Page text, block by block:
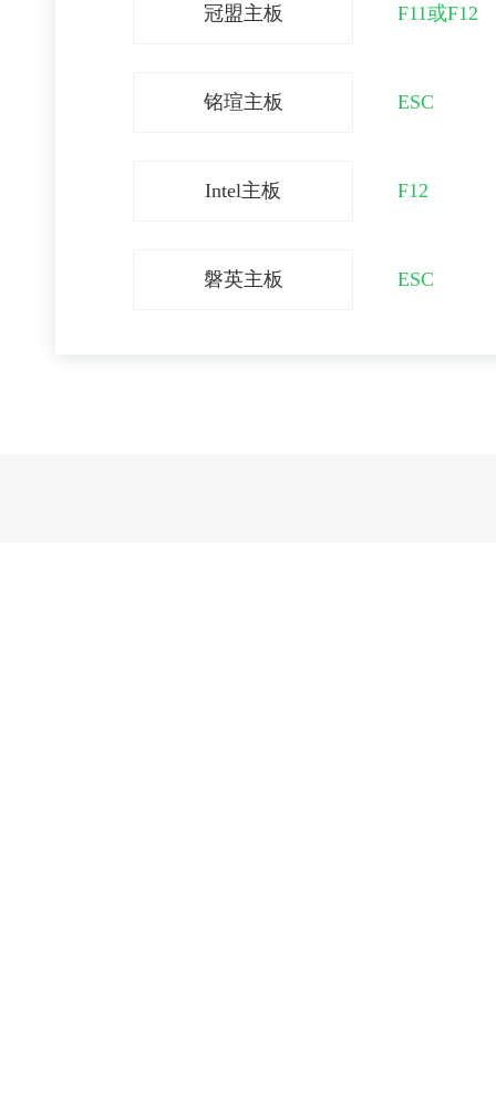
冠盟主板 F11或F12
铭瑄主板 ESC
Intel主板 F12
磐英主板 ESC